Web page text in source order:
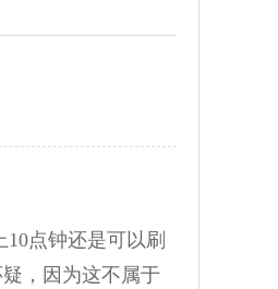
点钟还是可以刷
，因为这不属于